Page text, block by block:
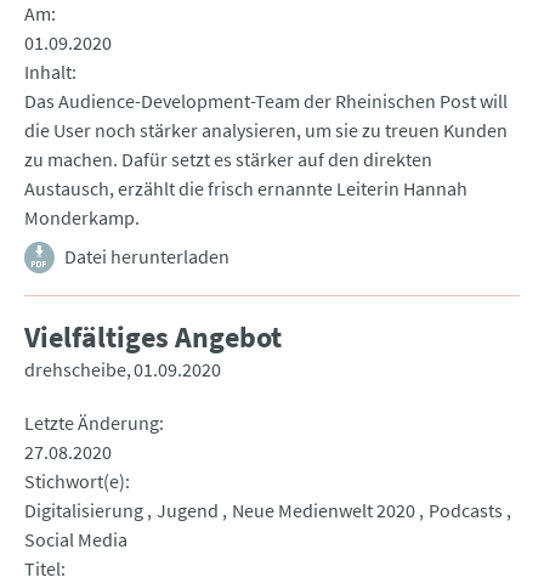
Am
01.09.2020
Inhalt
Das Audience-Development-Team der Rheinischen Post will
die User noch stärker analysieren, um sie zu treuen Kunden
zu machen. Dafür setzt es stärker auf den direkten
Austausch, erzählt die frisch ernannte Leiterin Hannah
Monderkamp.
Datei herunterladen
Vielfältiges Angebot
drehscheibe 01.09.2020
Letzte Änderung
27.08.2020
Stichwort(e)
Digitalisierung Jugend Neue Medienwelt 2020 Podcasts
Social Media
Titel